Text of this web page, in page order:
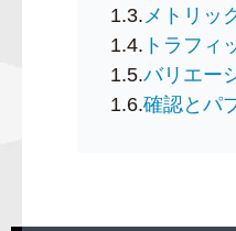
1.3. メトリッ
1.4. トラフィ
1.5.バリエー
1.6.確認とパ